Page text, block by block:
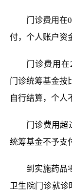
门诊费用在
付，个人账户资
门诊费用在
门诊统筹基金按
自行结算，个人
门诊费用超
统筹基金不予支
到实施药品
卫生院门诊就诊